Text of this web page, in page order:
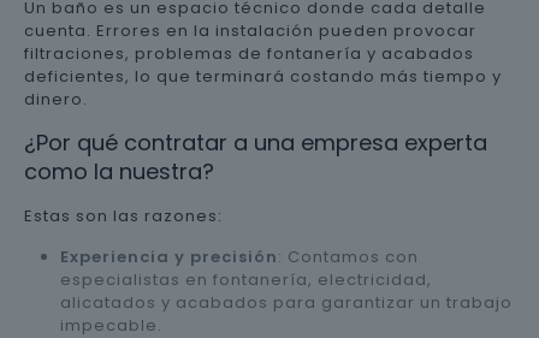
Un baño es un espacio técnico donde cada detalle
cuenta. Errores en la instalación pueden provocar
filtraciones, problemas de fontanería y acabados
deficientes, lo que terminará costando más tiempo y
dinero.
¿Por qué contratar a una empresa experta
como la nuestra?
Estas son las razones:
Experiencia y precisión: Contamos con
especialistas en fontanería, electricidad,
alicatados y acabados para garantizar un trabajo
impecable.